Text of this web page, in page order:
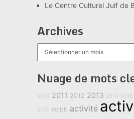
Le Centre Culturel Juif de
Archives
Archives
Nuage de mots
2010 2011 2012 2013 2014 2018
5774 acjbb activité